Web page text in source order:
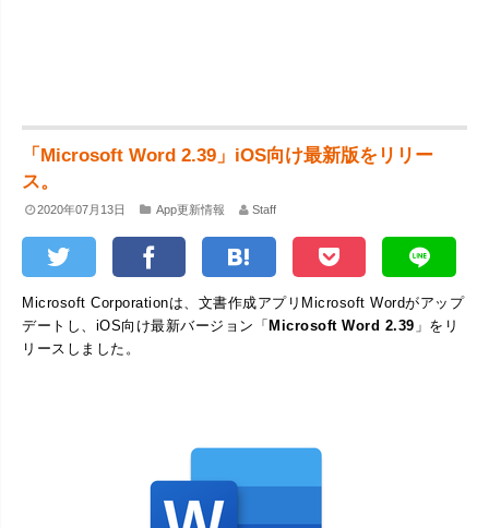
「Microsoft Word 2.39」iOS向け最新版をリリー
ス。
2020年07月13日 App更新情報 Staff
Microsoft Corporationは、文書作成アプリMicrosoft Wordがアップ
デートし、iOS向け最新バージョン「Microsoft Word 2.39 」をリ
リースしました。